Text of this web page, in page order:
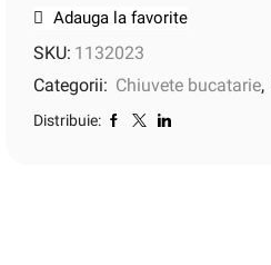
Adauga la favorite
SKU: 1132023
Categorii: Chiuvete bucatarie,
Distribuie: